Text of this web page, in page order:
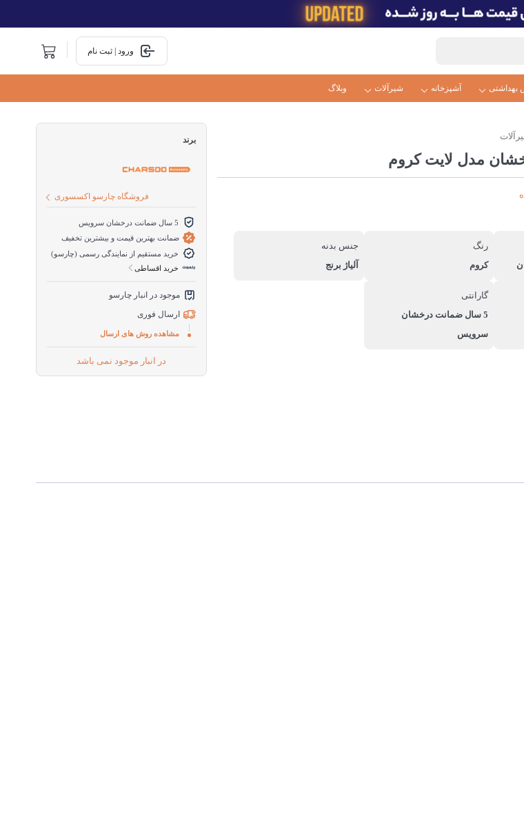
ورود | ثبت نام
بهداشتی آشپزخانه شیرآلات وبلاگ
مدل لایت کروم
رنگ
کروم
جنس بدنه
آلیاژ برنج
گارانتی
5 سال ضمانت درخشان
سرویس
برند
فروشگاه چارسو اکسسوری
5 سال ضمانت درخشان سرویس
ضمانت بهترین قیمت و بیشترین تخفیف
خرید مستقیم از نمایندگی رسمی (چارسو)
خرید اقساطی
موجود در انبار چارسو
ارسال فوری
مشاهده روش های ارسال
در انبار موجود نمی باشد